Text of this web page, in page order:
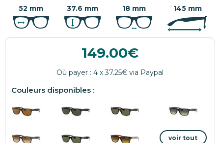
52 mm 37.6 mm 18 mm 145 mm
149.00